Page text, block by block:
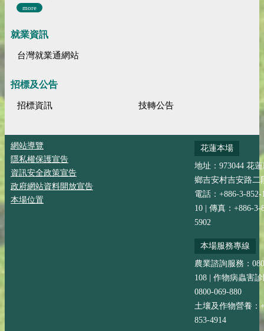
more
就業資訊
台灣就業通網站
招標及公告
招標資訊 技轉公告
網站導覽
隱私權保護宣告
資訊安全政策宣告
政府網站資料開放宣告
本場位置
花蓮本場
地址：973044 花
鄉吉安村吉安路二
電話：+886-3-852-
10 | 傳真：+886-3-
5902
本場服務專線
農業諮詢服務：
108 | 作物病蟲害
0800-069-880
土壤及作物營養：
853-4914